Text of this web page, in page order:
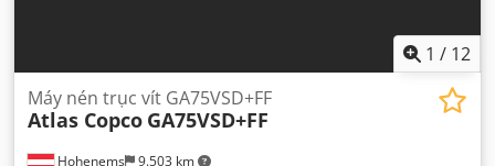
1 / 12
Hohenems 9.503 km
Máy nén trục vít GA75VSD+FF
Atlas Copco GA75VSD+FF